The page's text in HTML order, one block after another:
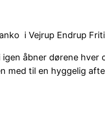
i Vejrup Endrup
åbner dørene
med til en hyggelig